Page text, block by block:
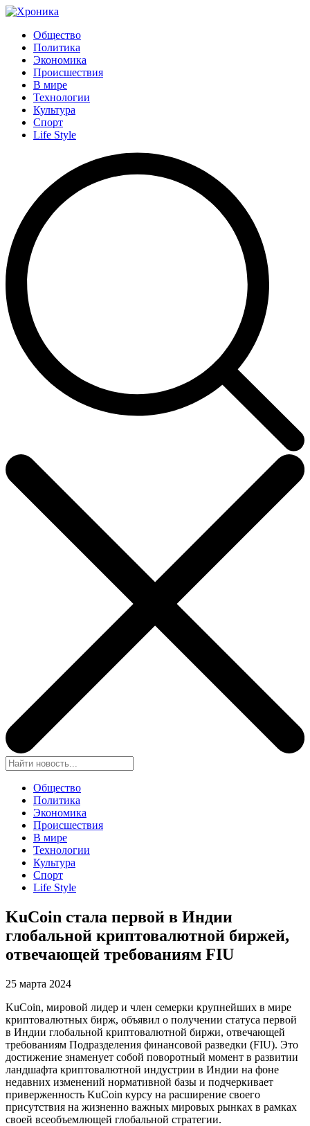
Общество
Политика
Экономика
Происшествия
В мире
Технологии
Культура
Спорт
Life Style
Общество
Политика
Экономика
Происшествия
В мире
Технологии
Культура
Спорт
Life Style
KuCoin стала первой в Индии
глобальной криптовалютной биржей,
отвечающей требованиям FIU
25 марта 2024
KuCoin, мировой лидер и член семерки крупнейших в мире
криптовалютных бирж, объявил о получении статуса первой
в Индии глобальной криптовалютной биржи, отвечающей
требованиям Подразделения финансовой разведки (FIU). Это
достижение знаменует собой поворотный момент в развитии
ландшафта криптовалютной индустрии в Индии на фоне
недавних изменений нормативной базы и подчеркивает
приверженность KuCoin курсу на расширение своего
присутствия на жизненно важных мировых рынках в рамках
своей всеобъемлющей глобальной стратегии.